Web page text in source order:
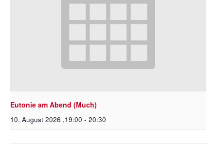
Eutonie am Abend (Much)
10. August 2026 ,19:00 - 20:30